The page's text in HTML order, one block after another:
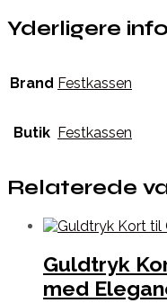
Yderligere
Brand Festkassen
Butik Festkassen
Relaterede
Guldtryk
med